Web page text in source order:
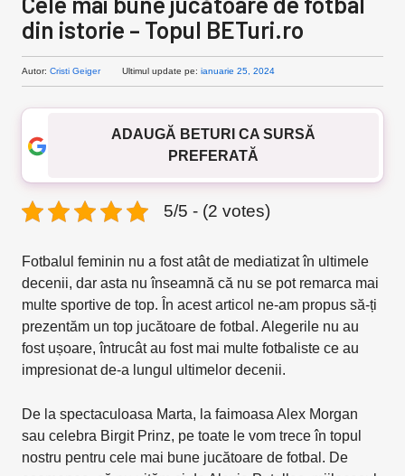
din istorie – Topul BETuri.ro
Autor: Cristi Geiger Ultimul update pe: ianuarie 25, 2024
ADAUGĂ BETURI CA SURSĂ
PREFERATĂ
5/5 - (2 votes)
Fotbalul feminin nu a fost atât de mediatizat în ultimele
decenii, dar asta nu înseamnă că nu se pot remarca mai
multe sportive de top. În acest articol ne-am propus să-ți
prezentăm un top jucătoare de fotbal. Alegerile nu au
fost ușoare, întrucât au fost mai multe fotbaliste ce au
impresionat de-a lungul ultimelor decenii.
De la spectaculoasa Marta, la faimoasa Alex Morgan
sau celebra Birgit Prinz, pe toate le vom trece în topul
nostru pentru cele mai bune jucătoare de fotbal. De